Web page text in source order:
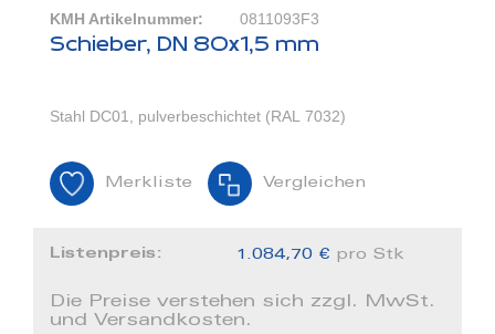
KMH Artikelnummer: 0811093F3
Schieber, DN 80x1,5 mm
Stahl DC01, pulverbeschichtet (RAL 7032)
Merkliste Vergleichen
Listenpreis: 1.084,70 € pro Stk
Die Preise verstehen sich zzgl. MwSt.
und Versandkosten.